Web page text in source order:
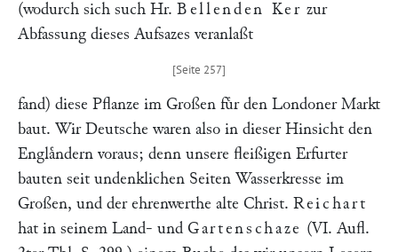
(wodurch sich such Hr. Bellenden Ker zur
Abfassung dieses Aufsazes veranlaßt
fand) diese Pflanze im Großen fuͤr den Londoner Markt
baut. Wir Deutsche waren also in dieser Hinsicht den
Englaͤndern voraus; denn unsere fleißigen Erfurter
bauten seit undenklichen Seiten Wasserkresse im
Großen, und der ehrenwerthe alte Christ. Reichart
hat in seinem Land- und Gartenschaze (VI. Aufl.